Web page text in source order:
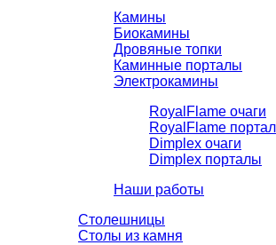
Камины
Биокамины
Дровяные топки
Каминные порталы
Электрокамины
RoyalFlame очаги
RoyalFlame
Dimplex очаги
Dimplex порталы
Наши работы
Столешницы
Столы из камня